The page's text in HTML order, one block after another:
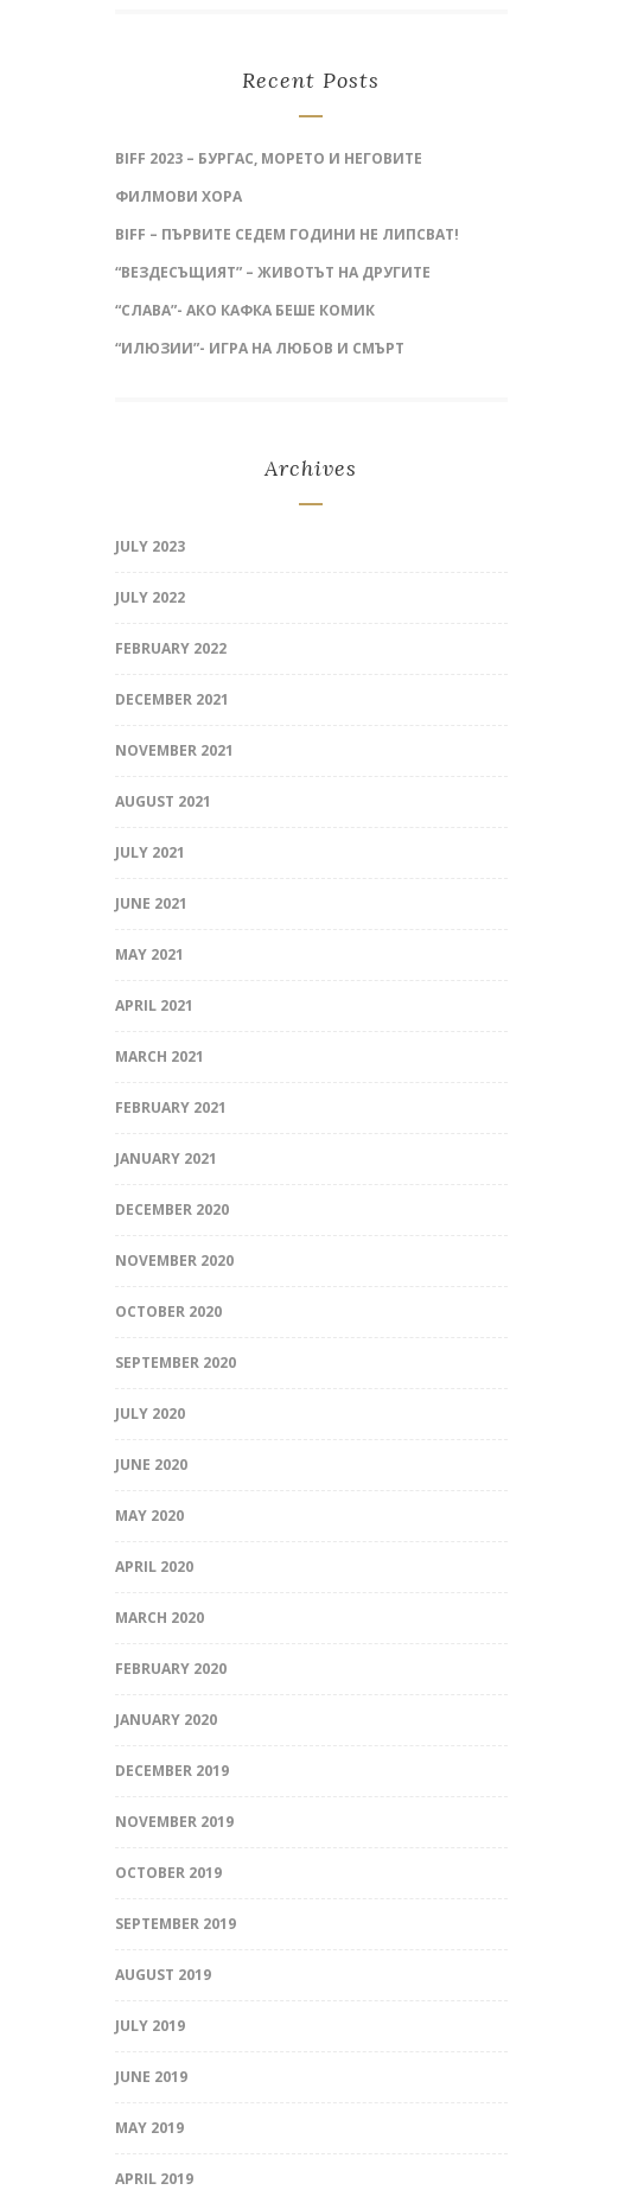
Recent Posts
BIFF 2023 – БУРГАС, МОРЕТО И НЕГОВИТЕ
ФИЛМОВИ ХОРА
BIFF – ПЪРВИТЕ СЕДЕМ ГОДИНИ НЕ ЛИПСВАТ!
“ВЕЗДЕСЪЩИЯТ” – ЖИВОТЪТ НА ДРУГИТЕ
“СЛАВА”- АКО КАФКА БЕШЕ КОМИК
“ИЛЮЗИИ”- ИГРА НА ЛЮБОВ И СМЪРТ
Archives
JULY 2023
JULY 2022
FEBRUARY 2022
DECEMBER 2021
NOVEMBER 2021
AUGUST 2021
JULY 2021
JUNE 2021
MAY 2021
APRIL 2021
MARCH 2021
FEBRUARY 2021
JANUARY 2021
DECEMBER 2020
NOVEMBER 2020
OCTOBER 2020
SEPTEMBER 2020
JULY 2020
JUNE 2020
MAY 2020
APRIL 2020
MARCH 2020
FEBRUARY 2020
JANUARY 2020
DECEMBER 2019
NOVEMBER 2019
OCTOBER 2019
SEPTEMBER 2019
AUGUST 2019
JULY 2019
JUNE 2019
MAY 2019
APRIL 2019